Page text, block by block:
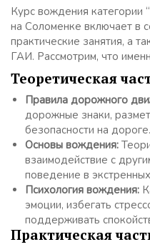
Курс вождения категории
на Соломенке включает в
практические занятия, а
ГАИ. Рассмотрим, что
Теоретическая
Правила дорожного
дорожные знаки,
безопасности на дороге.
Основы вождения:
взаимодействие с
поведение в
Психология вождения:
эмоции, избегать
поддерживать
Практическая